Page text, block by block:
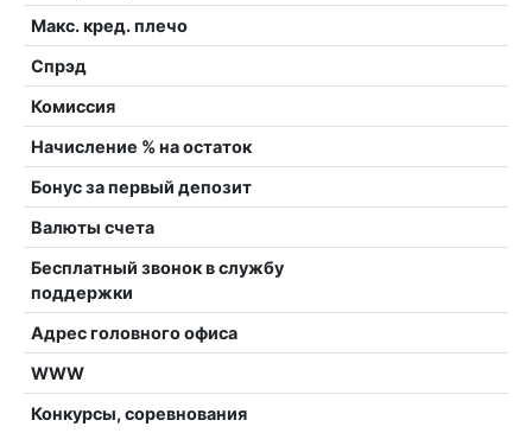
Макс. кред. плечо
Спрэд
Комиссия
Начисление % на остаток
Бонус за первый депозит
Валюты счета
Бесплатный звонок в службу
поддержки
Адрес головного офиса
WWW
Конкурсы, соревнования